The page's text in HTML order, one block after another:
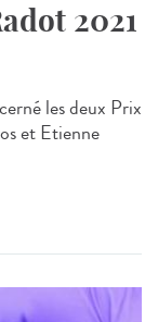
2021
les deux Prix
et Etienne